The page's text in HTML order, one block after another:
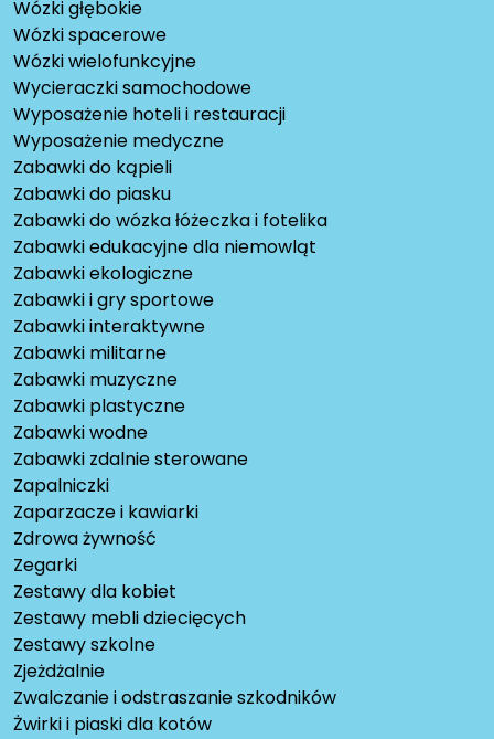
Wózki głębokie
Wózki spacerowe
Wózki wielofunkcyjne
Wycieraczki samochodowe
Wyposażenie hoteli i restauracji
Wyposażenie medyczne
Zabawki do kąpieli
Zabawki do piasku
Zabawki do wózka łóżeczka i fotelika
Zabawki edukacyjne dla niemowląt
Zabawki ekologiczne
Zabawki i gry sportowe
Zabawki interaktywne
Zabawki militarne
Zabawki muzyczne
Zabawki plastyczne
Zabawki wodne
Zabawki zdalnie sterowane
Zapalniczki
Zaparzacze i kawiarki
Zdrowa żywność
Zegarki
Zestawy dla kobiet
Zestawy mebli dziecięcych
Zestawy szkolne
Zjeżdżalnie
Zwalczanie i odstraszanie szkodników
Żwirki i piaski dla kotów